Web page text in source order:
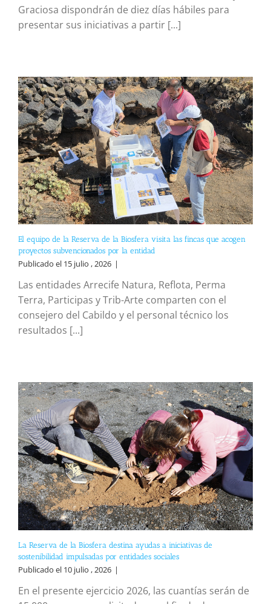
Graciosa dispondrán de diez días hábiles para
presentar sus iniciativas a partir [...]
El equipo de la Reserva de la Biosfera visita las fincas que acogen
proyectos subvencionados por la entidad
Publicado el 15 julio , 2026 |
Las entidades Arrecife Natura, Reflota, Perma
Terra, Participas y Trib-Arte comparten con el
consejero del Cabildo y el personal técnico los
resultados [...]
La Reserva de la Biosfera destina ayudas a iniciativas de
sostenibilidad impulsadas por entidades sociales
Publicado el 10 julio , 2026 |
En el presente ejercicio 2026, las cuantías serán de